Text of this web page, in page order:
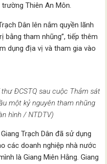
Thiên An Môn.
Dân lên nắm quyền lãnh
bằng tham nhũng”, tiếp thêm
dụng địa vị và tham gia vào
ĐCSTQ sau cuộc Thảm sát
một kỷ nguyên tham nhũng
hình / NTDTV)
Trạch Dân đã sử dụng
các doanh nghiệp nhà nước
là Giang Miên Hằng. Giang